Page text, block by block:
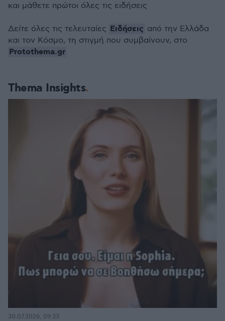
Thema Insights
30.07.2026, 09:33
και μάθετε πρώτοι όλες τις ειδήσεις
Δείτε όλες τις τελευταίες Ειδήσεις από την Ελλάδα
και τον Κόσμο, τη στιγμή που συμβαίνουν, στο
Protothema.gr